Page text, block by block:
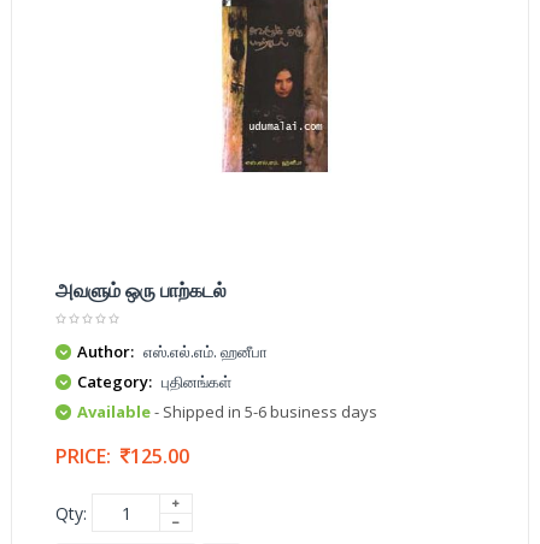
அவளும் ஒரு பாற்கடல்
Author: எஸ்.எல்.எம். ஹனீபா
Category: புதினங்கள்
Available- Shipped in 5-6 business days
PRICE: 125.00
Qty: